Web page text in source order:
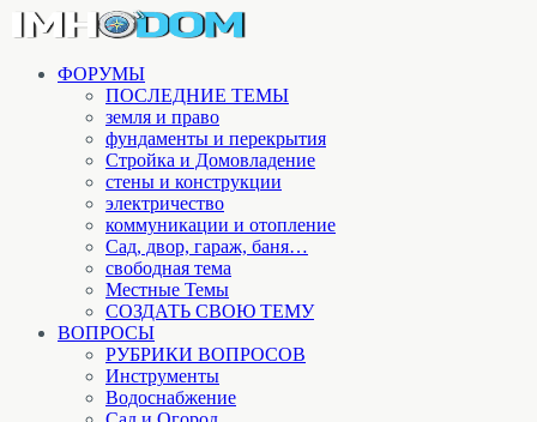
ФОРУМЫ
ПОСЛЕДНИЕ ТЕМЫ
земля и право
фундаменты и перекрытия
Стройка и Домовладение
стены и конструкции
электричество
коммуникации и отопление
Cад, двор, гараж, баня…
свободная тема
Местные Темы
СОЗДАТЬ СВОЮ ТЕМУ
ВОПРОСЫ
РУБРИКИ ВОПРОСОВ
Инструменты
Водоснабжение